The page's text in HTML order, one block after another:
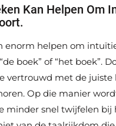
Kan Helpen Om
enorm helpen om
boek” of “het boek”.
vertrouwd met de
Op die manier
minder snel twijfelen